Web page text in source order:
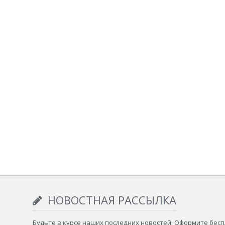
НОВОСТНАЯ РАССЫЛКА
Будьте в курсе наших последних новостей. Оформите